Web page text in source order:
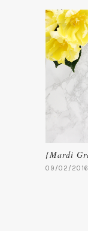
{Mardi
09/02/2016